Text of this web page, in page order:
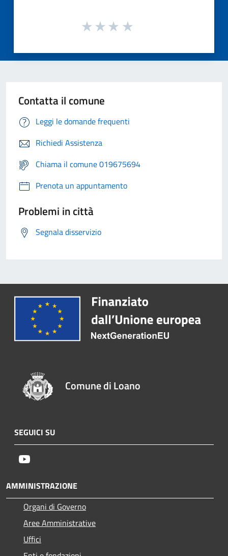
Contatta il comune
Leggi le domande frequenti
Richiedi Assistenza
Chiama il comune 019675694
Prenota un appuntamento
Problemi in città
Segnala disservizio
Comune di Loano
SEGUICI SU
AMMINISTRAZIONE
Organi di Governo
Aree Amministrative
Uffici